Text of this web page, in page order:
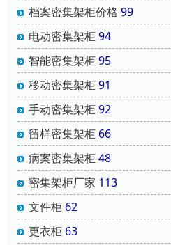
档案密集架柜价格 99
电动密集架柜94
智能密集架柜95
移动密集架柜91
手动密集架柜92
留样密集架柜 66
病案密集架柜48
密集架柜厂家 113
文件柜 62
更衣柜 63